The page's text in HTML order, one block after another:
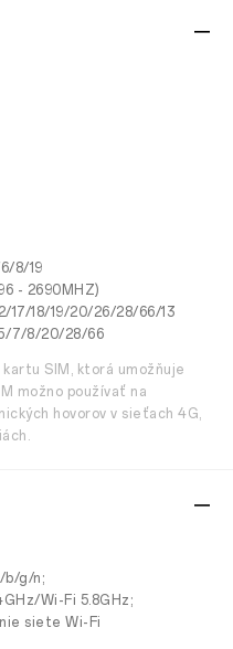
8/19
- 2690MHZ)
17/18/19/20/26/28/66/13
7/8/20/28/66
SIM, ktorá umožňuje
možno používať na
hovorov v sieťach 4G,
b/g/n;
Wi-Fi 5.8GHz;
siete Wi-Fi